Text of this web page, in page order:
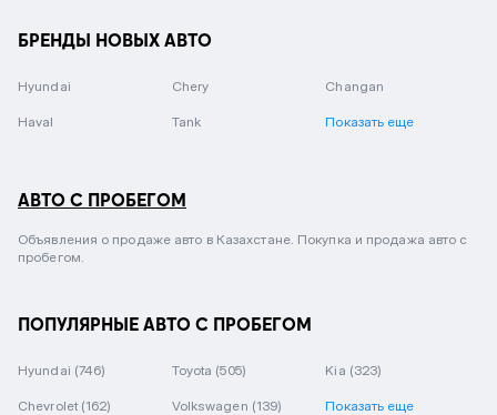
БРЕНДЫ НОВЫХ АВТО
Hyundai Chery Changan
Haval Tank Показать еще
АВТО С ПРОБЕГОМ
Объявления о продаже авто в Казахстане. Покупка и продажа авто с
пробегом.
ПОПУЛЯРНЫЕ АВТО С ПРОБЕГОМ
Hyundai (746) Toyota (505) Kia (323)
Chevrolet (162) Volkswagen (139) Показать еще